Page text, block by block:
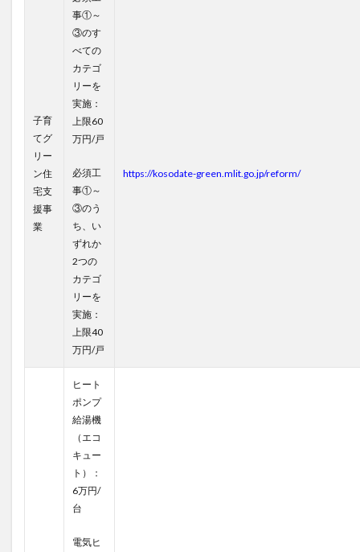
子育
てグ
リー
ン住
宅支
援事
業
事①～
③のす
べての
カテゴ
リーを
実施：
上限60
万円/戸
必須工
事①～
③のう
ち、い
ずれか
2つの
カテゴ
リーを
実施：
上限40
万円/戸
https://kosodate-green.mlit.go.jp/reform/
ヒート
ポンプ
給湯機
（エコ
キュー
ト）：
6万円/
台
電気ヒ